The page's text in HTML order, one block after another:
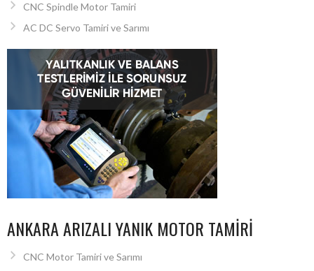
CNC Spindle Motor Tamiri
AC DC Servo Tamiri ve Sarımı
ANKARA ARIZALI YANIK MOTOR TAMIRI
CNC Motor Tamiri ve Sarımı